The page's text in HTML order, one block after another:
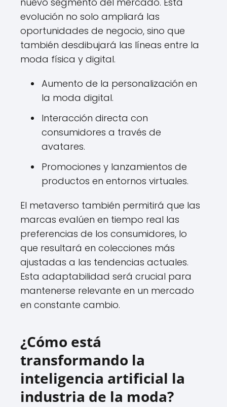
evolución no solo ampliará las
oportunidades de negocio, sino que
también desdibujará las líneas entre la
moda física y digital.
Aumento de la personalización en
la moda digital.
Interacción directa con
consumidores a través de
avatares.
Promociones y lanzamientos de
productos en entornos virtuales.
El metaverso también permitirá que las
marcas evalúen en tiempo real las
preferencias de los consumidores, lo
que resultará en colecciones más
ajustadas a las tendencias actuales.
Esta adaptabilidad será crucial para
mantenerse relevante en un mercado
en constante cambio.
¿Cómo está
transformando la
inteligencia artificial la
industria de la moda?